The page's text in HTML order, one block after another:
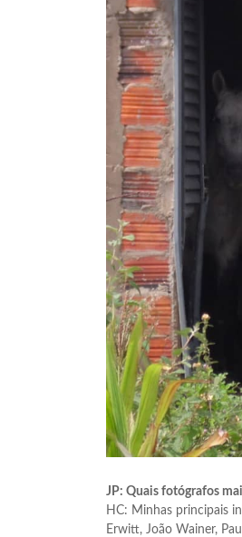
JP: Quais fotógrafos
HC: Minhas principais
Erwitt, João Wainer,